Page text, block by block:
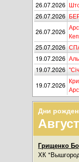
26.07.2026
26.07.2026
26.07.2026
25.07.2026
19.07.2026
19.07.2026
19.07.2026
Дни
Грищенко
ХК